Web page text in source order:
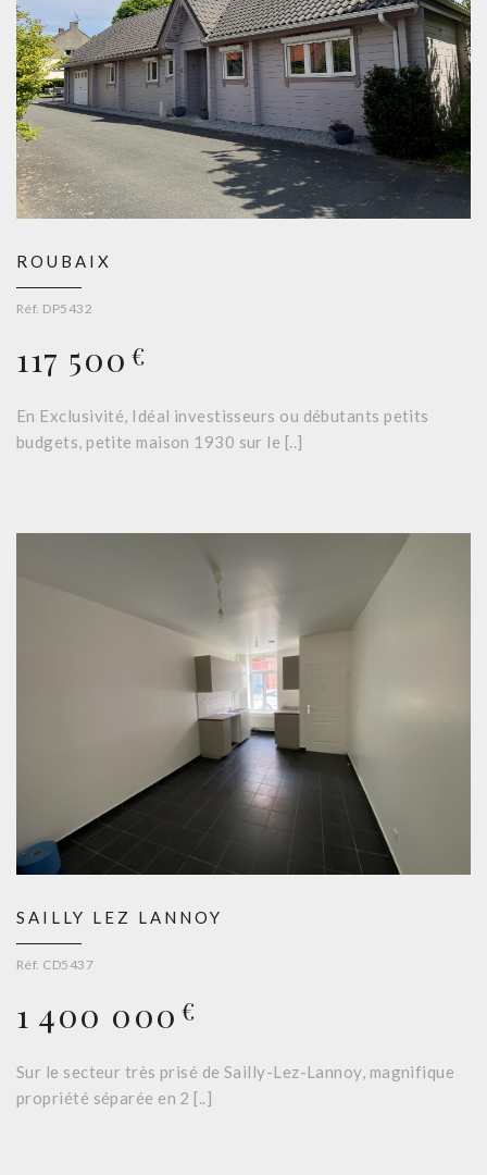
ROUBAIX
Réf. DP5432
117 500 €
En Exclusivité, Idéal investisseurs ou débutants petits
budgets, petite maison 1930 sur le [..]
SAILLY LEZ LANNOY
Réf. CD5437
1 400 000 €
Sur le secteur très prisé de Sailly-Lez-Lannoy, magnifique
propriété séparée en 2 [..]